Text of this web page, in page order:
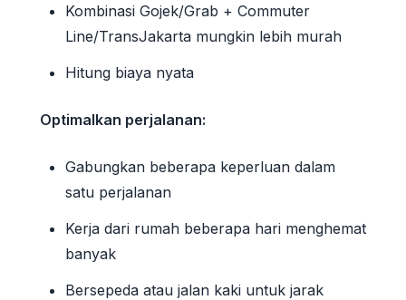
Kombinasi Gojek/Grab + Commuter
Line/TransJakarta mungkin lebih murah
Hitung biaya nyata
Optimalkan perjalanan:
Gabungkan beberapa keperluan dalam
satu perjalanan
Kerja dari rumah beberapa hari menghemat
banyak
Bersepeda atau jalan kaki untuk jarak